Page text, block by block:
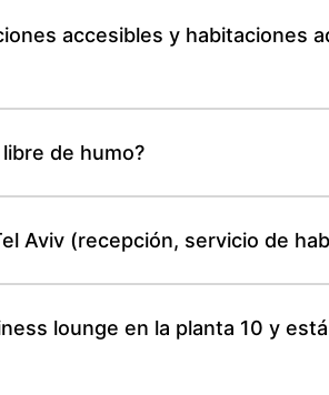
accesibles y habitaciones
de humo?
Aviv (recepción, servicio de
lounge en la planta 10 y